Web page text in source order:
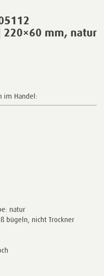
220×60 mm, natur
im Handel:
natur
bügeln, nicht Trockner